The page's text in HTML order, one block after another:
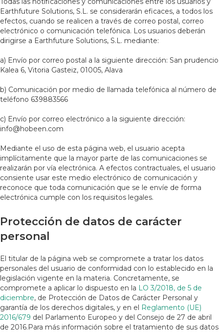
Earthfuture Solutions, S.L. se considerarán eficaces, a todos los
efectos, cuando se realicen a través de correo postal, correo
electrónico o comunicación telefónica. Los usuarios deberán
dirigirse a Earthfuture Solutions, S.L. mediante:
a) Envío por correo postal a la siguiente dirección: San prudencio
Kalea 6, Vitoria Gasteiz, 01005, Alava
b) Comunicación por medio de llamada telefónica al número de
teléfono 639883566
c) Envío por correo electrónico a la siguiente dirección:
info@hobeen.com
Mediante el uso de esta página web, el usuario acepta
implícitamente que la mayor parte de las comunicaciones se
realizarán por vía electrónica. A efectos contractuales, el usuario
consiente usar este medio electrónico de comunicación y
reconoce que toda comunicación que se le envíe de forma
electrónica cumple con los requisitos legales.
Protección de datos de carácter
personal
El titular de la página web se compromete a tratar los datos
personales del usuario de conformidad con lo establecido en la
legislación vigente en la materia. Concretamente, se
compromete a aplicar lo dispuesto en la LO 3/2018, de 5 de
diciembre, de Protección de Datos de Carácter Personal y
garantía de los derechos digitales, y en el Reglamento (UE)
2016/679 del Parlamento Europeo y del Consejo de 27 de abril
de 2016.Para más información sobre el tratamiento de sus datos